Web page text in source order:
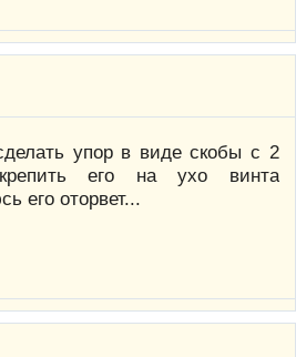
упор в виде скобы с 2
его на ухо винта
его оторвет...